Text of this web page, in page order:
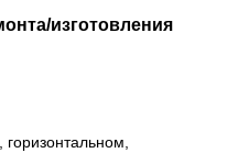
изготовления